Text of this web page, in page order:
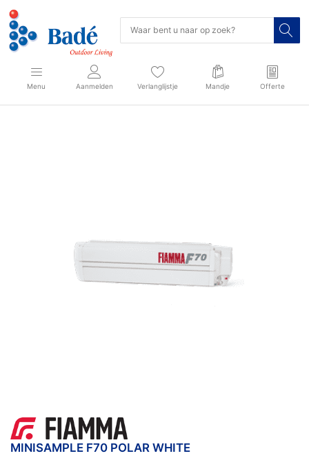
Menu Aanmelden Verlanglijstje Mandje Offerte
MINISAMPLE F70 POLAR WHITE